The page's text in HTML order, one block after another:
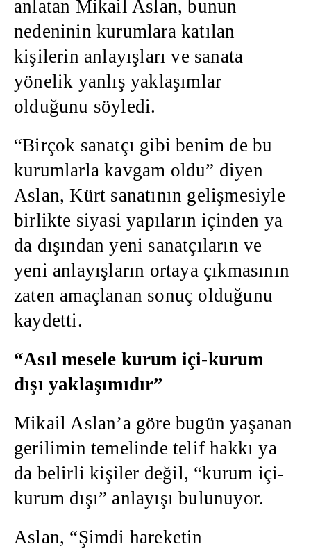
anlatan Mikail Aslan, bunun
nedeninin kurumlara katılan
kişilerin anlayışları ve sanata
yönelik yanlış yaklaşımlar
olduğunu söyledi.
“Birçok sanatçı gibi benim de bu
kurumlarla kavgam oldu” diyen
Aslan, Kürt sanatının gelişmesiyle
birlikte siyasi yapıların içinden ya
da dışından yeni sanatçıların ve
yeni anlayışların ortaya çıkmasının
zaten amaçlanan sonuç olduğunu
kaydetti.
“Asıl mesele kurum içi-kurum
dışı yaklaşımıdır”
Mikail Aslan’a göre bugün yaşanan
gerilimin temelinde telif hakkı ya
da belirli kişiler değil, “kurum içi-
kurum dışı” anlayışı bulunuyor.
Aslan, “Şimdi hareketin